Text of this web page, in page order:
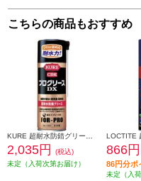
こちらの商品もおすすめ
2,035円
(税込)
未定（入荷次第お届け）
866円
86円分ポ
未定（入